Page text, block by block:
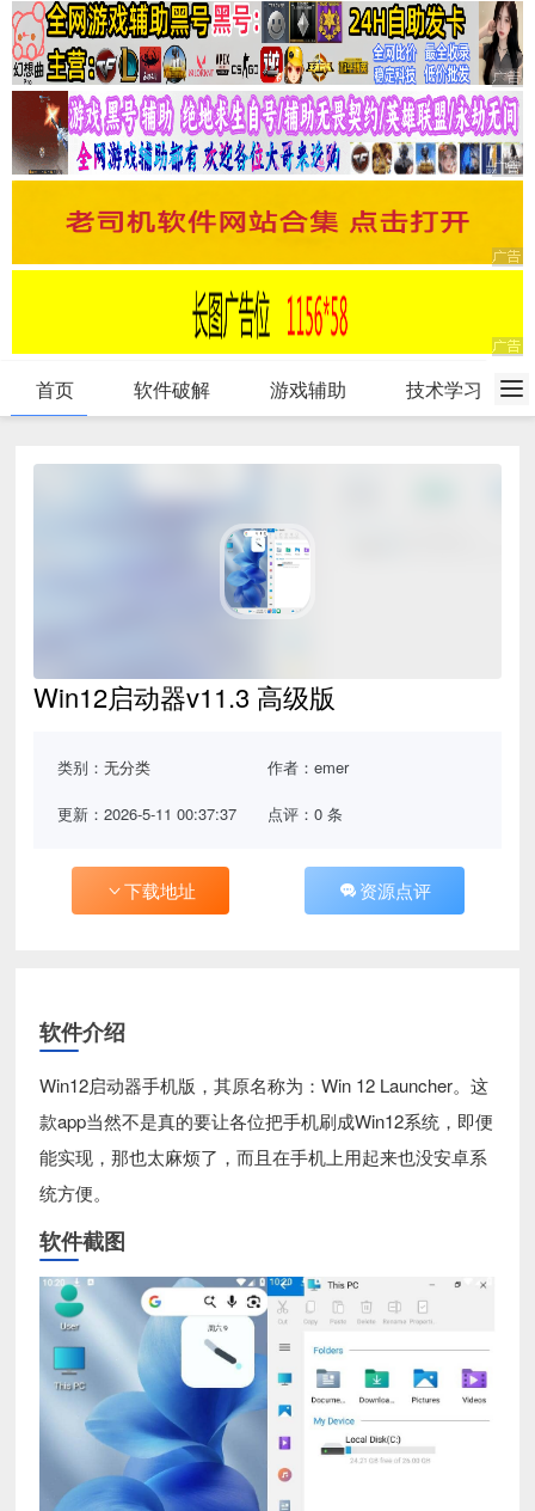
首页 软件破解 游戏辅助 技术学习
Win12启动器v11.3 高级版
类别：无分类 作者：emer
更新：2026-5-11 00:37:37 点评：0 条
下载地址 资源点评
软件介绍
Win12启动器手机版，其原名称为：Win 12 Launcher。这
款app当然不是真的要让各位把手机刷成Win12系统，即便
能实现，那也太麻烦了，而且在手机上用起来也没安卓系
统方便。
软件截图